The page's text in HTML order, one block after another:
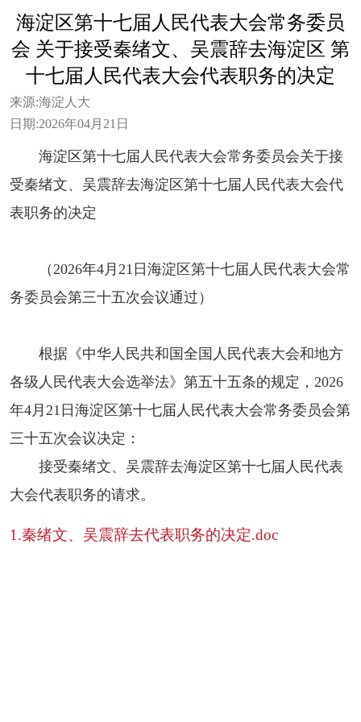
海淀区第十七届人民代表大会常务委员
会 关于接受秦绪文、吴震辞去海淀区 第
十七届人民代表大会代表职务的决定
来源:海淀人大
日期:2026年04月21日
海淀区第十七届人民代表大会常务委员会关于接
受秦绪文、吴震辞去海淀区第十七届人民代表大会代
表职务的决定
（2026年4月21日海淀区第十七届人民代表大会常
务委员会第三十五次会议通过）
根据《中华人民共和国全国人民代表大会和地方
各级人民代表大会选举法》第五十五条的规定，2026
年4月21日海淀区第十七届人民代表大会常务委员会第
三十五次会议决定：
接受秦绪文、吴震辞去海淀区第十七届人民代表
大会代表职务的请求。
1.秦绪文、吴震辞去代表职务的决定.doc